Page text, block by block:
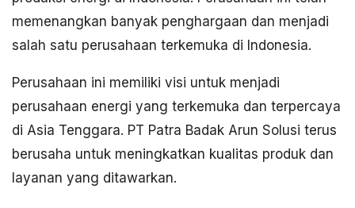
memenangkan banyak penghargaan dan menjadi
salah satu perusahaan terkemuka di Indonesia.
Perusahaan ini memiliki visi untuk menjadi
perusahaan energi yang terkemuka dan terpercaya
di Asia Tenggara. PT Patra Badak Arun Solusi terus
berusaha untuk meningkatkan kualitas produk dan
layanan yang ditawarkan.